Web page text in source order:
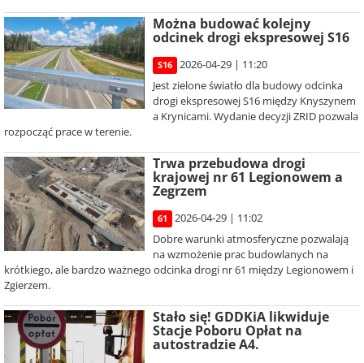
Można budować kolejny
odcinek drogi ekspresowej S16
S16
2026-04-29 | 11:20
Jest zielone światło dla budowy odcinka
drogi ekspresowej S16 między Knyszynem
a Krynicami. Wydanie decyzji ZRID pozwala
rozpocząć prace w terenie.
Trwa przebudowa drogi
krajowej nr 61 Legionowem a
Zegrzem
61
2026-04-29 | 11:02
Dobre warunki atmosferyczne pozwalają
na wzmożenie prac budowlanych na
krótkiego, ale bardzo ważnego odcinka drogi nr 61 między Legionowem i
Zgierzem.
Stało się! GDDKiA likwiduje
Stacje Poboru Opłat na
autostradzie A4.